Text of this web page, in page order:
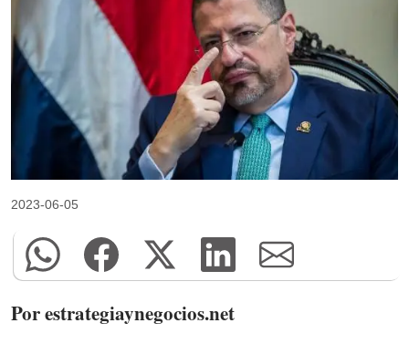
2023-06-05
Por estrategiaynegocios.net